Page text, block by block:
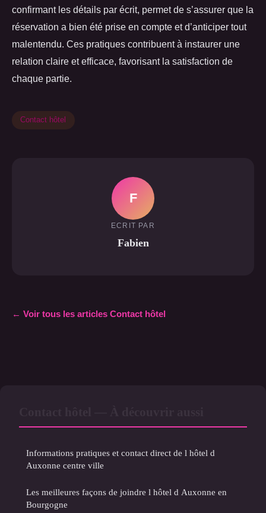
confirmant les détails par écrit, permet de s’assurer que la
réservation a bien été prise en compte et d’anticiper tout
malentendu. Ces pratiques contribuent à instaurer une
relation claire et efficace, favorisant la satisfaction de
chaque partie.
Contact hôtel
F
ECRIT PAR
Fabien
← Voir tous les articles Contact hôtel
Informations pratiques et contact direct de l hôtel d
Auxonne centre ville
Les meilleures façons de joindre l hôtel d Auxonne en
Bourgogne